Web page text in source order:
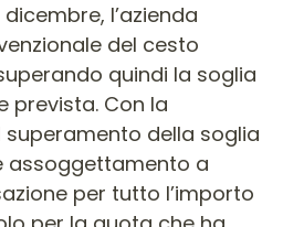
l’azienda
del cesto
quindi la soglia
prevista. Con la
della soglia
assoggettamento a
per tutto l’importo